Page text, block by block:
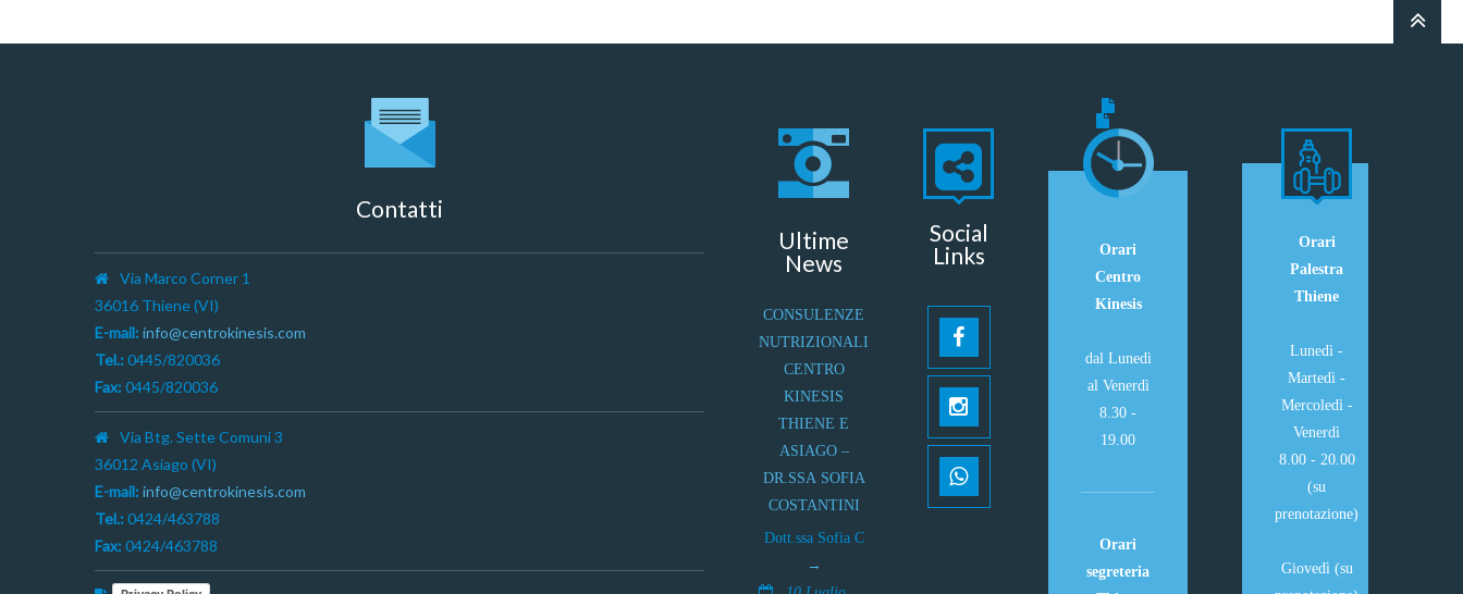
Contatti
Via Marco Corner 1
36016 Thiene (VI)
E-mail: info@centrokinesis.com
Tel.: 0445/820036
Fax: 0445/820036
Via Btg. Sette Comuni 3
36012 Asiago (VI)
E-mail: info@centrokinesis.com
Tel.: 0424/463788
Fax: 0424/463788
Ultime
News
CONSULENZE
NUTRIZIONALI
CENTRO
KINESIS
THIENE E
ASIAGO –
DR.SSA SOFIA
COSTANTINI
Dott.ssa Sofia C
Social
Links
Orari
Centro
Kinesis
dal Lunedì
al Venerdì
8.30 -
19.00
Orari
segreteria
Orari
Palestra
Thiene
Lunedì -
Martedì -
Mercoledì -
Venerdì
8.00 - 20.00
(su
prenotazione)
Giovedì (su